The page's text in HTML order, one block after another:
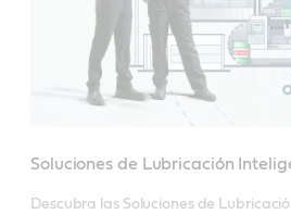
Soluciones de Lubricación
Descubra las Soluciones de